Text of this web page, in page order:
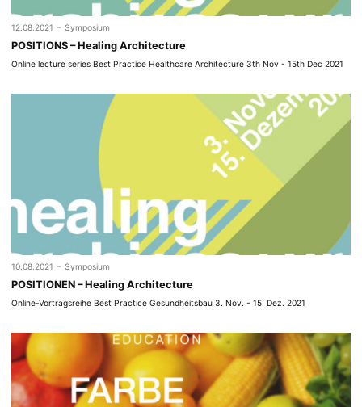
12.08.2021 - Symposium
POSITIONS – Healing Architecture
Online lecture series Best Practice Healthcare Architecture 3th Nov - 15th Dec 2021
10.08.2021 - Symposium
POSITIONEN – Healing Architecture
Online-Vortragsreihe Best Practice Gesundheitsbau 3. Nov. - 15. Dez. 2021